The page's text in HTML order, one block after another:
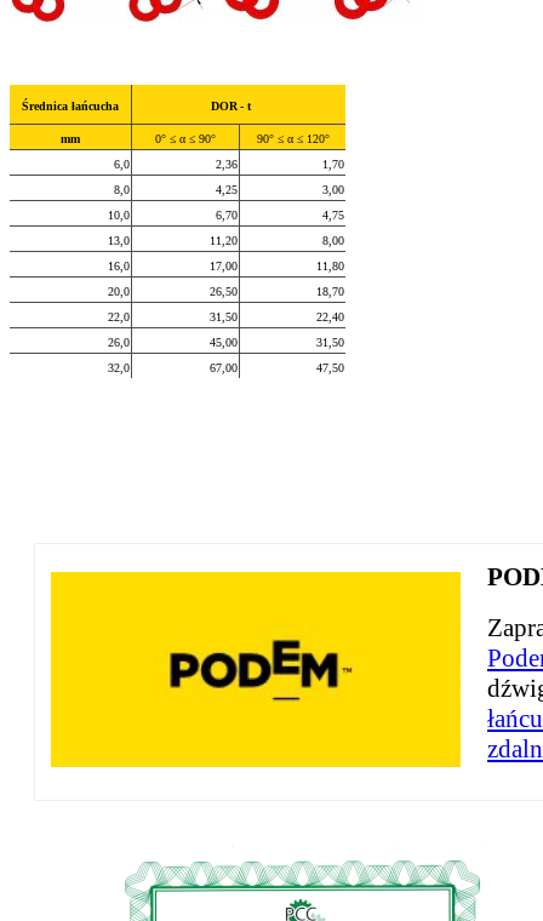
Średnica łańcucha DOR- t
mm 0° ≤ α ≤ 90°
90° ≤ α ≤ 120°
6,0
2,36
1,70
8,0
4,25
3,00
10,0
6,70
4,75
13,0
11,20
8,00
16,0
17,00
11,80
20,0
26,50
18,70
22,0
31,50
22,40
26,0
45,00
31,50
32,0
67,00 47,50